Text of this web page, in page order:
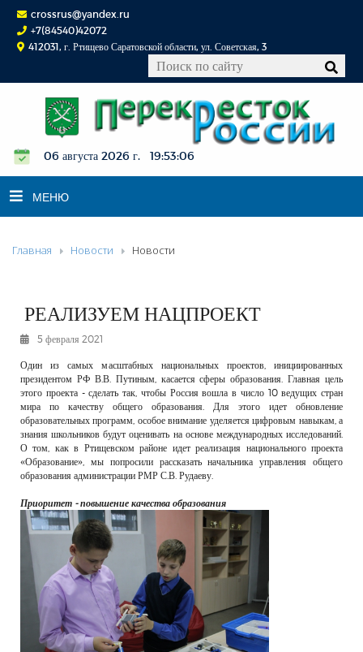
crossrus@yandex.ru
+7(84540)42072
412031, г. Ртищево Саратовской области, ул. Советская, 3
06 августа 2026 г. 19:53:06
МЕНЮ
НОВОСТИ
К СВЕДЕНИЮ
РЕКЛАМОДАТЕЛЯМ
ОБЪЯВЛЕНИЯ
КОНТАКТЫ
Главная Новости Новости
РЕАЛИЗУЕМ НАЦПРОЕКТ
5 февраля 2021
Один из самых масштабных национальных проектов, инициированных
президентом РФ В.В. Путиным, касается сферы образования. Главная цель
этого проекта - сделать так, чтобы Россия вошла в число 10 ведущих стран
мира по качеству общего образования. Для этого идет обновление
образовательных программ, особое внимание уделяется цифровым навыкам, а
знания школьников будут оценивать на основе международных исследований.
О том, как в Ртищевском районе идет реализация национального проекта
«Образование», мы попросили рассказать начальника управления общего
образования администрации РМР С.В. Рудаеву.
Приоритет - повышение качества образования